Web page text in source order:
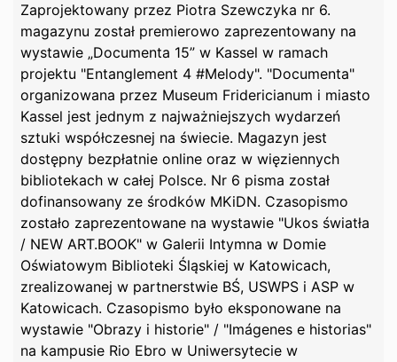
Zaprojektowany przez Piotra Szewczyka nr 6.
magazynu został premierowo zaprezentowany na
wystawie „Documenta 15” w Kassel w ramach
projektu "Entanglement 4 #Melody". "Documenta"
organizowana przez Museum Fridericianum i miasto
Kassel jest jednym z najważniejszych wydarzeń
sztuki współczesnej na świecie. Magazyn jest
dostępny bezpłatnie online oraz w więziennych
bibliotekach w całej Polsce. Nr 6 pisma został
dofinansowany ze środków MKiDN. Czasopismo
zostało zaprezentowane na wystawie "Ukos światła
/ NEW ART.BOOK" w Galerii Intymna w Domie
Oświatowym Biblioteki Śląskiej w Katowicach,
zrealizowanej w partnerstwie BŚ, USWPS i ASP w
Katowicach. Czasopismo było eksponowane na
wystawie "Obrazy i historie" / "Imágenes e historias"
na kampusie Rio Ebro w Uniwersytecie w